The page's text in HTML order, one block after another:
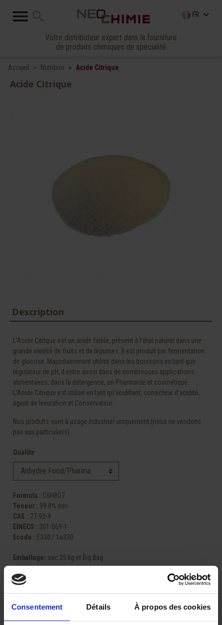
Consentement Détails À propos des cookies
 search FR keyboard_arrow_down
Votre distributeur expert dans la fourniture
de produits chimiques de spécialité
Accueil Nutrition Acide Citrique
Acide Citrique
Description
L’Acide Citrique est un acide faible, présent à l’état naturel dans une
grande variété de fruits et de légumes. Il est produit par fermentation
de glucose. Majoritairement utilisé dans les boissons en tant que
régulateur de pH, il entre aussi dans de nombreuses applications
alimentaires, dans la détergence, en Pharmacie et cosmétique.
L’Acide Citrique est utilisé en tant qu’acidifiant, correcteur d’acidité,
agent de levuration et Conservateur.
Nos produits sont à usage industriel uniquement (nous ne vendons
pas aux particuliers).
Qualite
Formula : C6H8O7
Teneur : 99.8% min
CAS : 77-92-9
EINECS : 201-069-1
Ecode : E330 / 1a330
Emballage: sac 25 kg et Big Bag